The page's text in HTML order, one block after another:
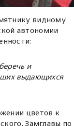
видному
автономии
и
выдающихся
цветов к
Замглавы по